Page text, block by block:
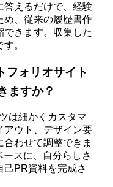
答えるだけで、経験
め、従来の履歴書作
できます。収集した
。
フォリオサイト
ますか？
は細かくカスタマ
アウト、デザイン要
わせて調整できま
スに、自分らしさ
己PR資料を完成さ